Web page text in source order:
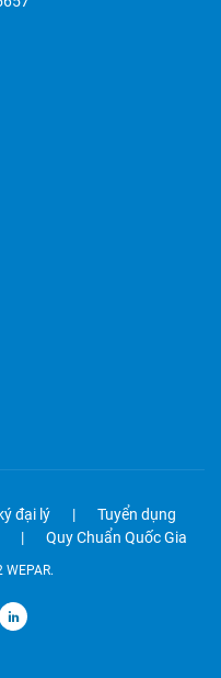
đại lý
Tuyển dụng
Quy Chuẩn Quốc Gia